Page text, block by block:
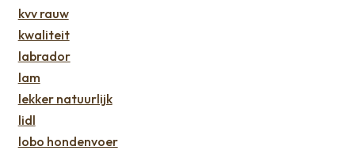
kvv rauw
kwaliteit
labrador
lam
lekker natuurlijk
lidl
lobo hondenvoer